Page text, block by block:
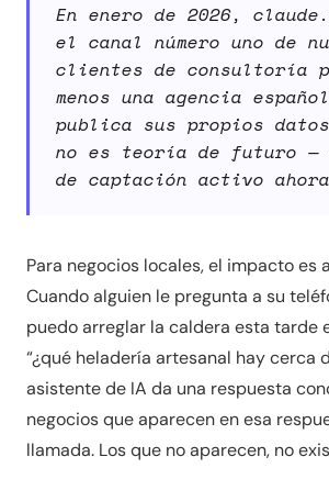
En enero de 2026,
el canal número uno de
clientes de consultoría
menos una agencia
publica sus propios
no es teoría de futuro —
de captación activo ahora
Para negocios locales, el impacto es
Cuando alguien le pregunta a su
puedo arreglar la caldera esta tarde
“¿qué heladería artesanal hay cerca
asistente de IA da una respuesta
negocios que aparecen en esa
llamada. Los que no aparecen, no